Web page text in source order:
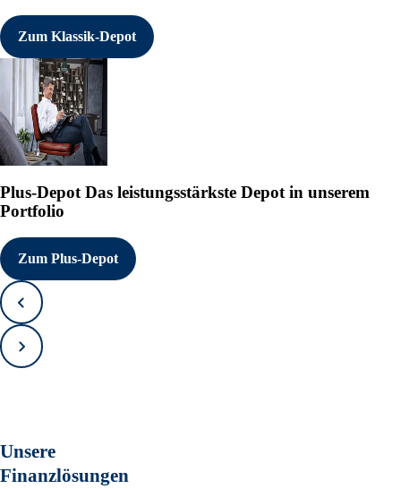
Zum Klassik-Depot
Plus-Depot Das leistungsstärkste Depot in unserem
Portfolio
Zum Plus-Depot
Zurück
Vorwärts
Unsere
Finanzlösungen